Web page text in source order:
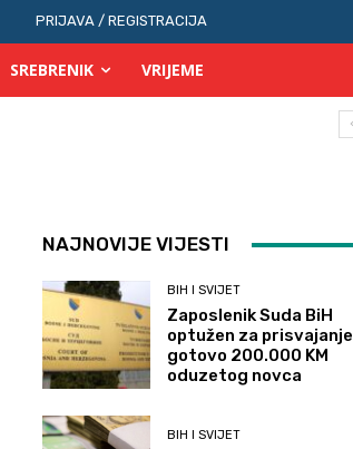
PRIJAVA / REGISTRACIJA
SREBRENIK VRIJEME
NAJNOVIJE VIJESTI
BIH I SVIJET
Zaposlenik Suda BiH
optužen za prisvajanje
gotovo 200.000 KM
oduzetog novca
BIH I SVIJET